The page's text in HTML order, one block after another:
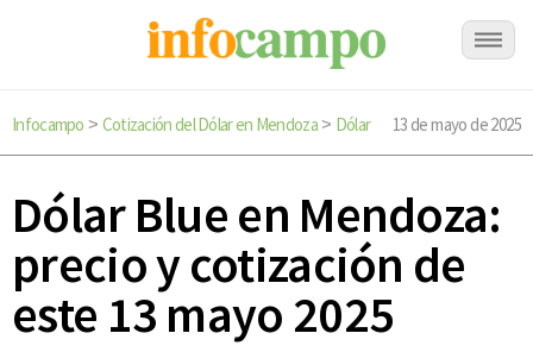
Infocampo > Cotización del Dólar en Mendoza> Dólar 13 de mayo de 2025
Dólar Blue en Mendoza:
precio y cotización de
este 13 mayo 2025